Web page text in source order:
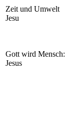
Zeit und Umwelt
Jesu
Gott wird Mensch:
Jesus